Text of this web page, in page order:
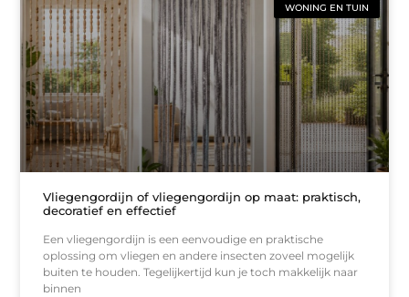
WONING EN TUIN
Vliegengordijn of vliegengordijn op maat: praktisch,
decoratief en effectief
Een vliegengordijn is een eenvoudige en praktische
oplossing om vliegen en andere insecten zoveel mogelijk
buiten te houden. Tegelijkertijd kun je toch makkelijk naar
binnen